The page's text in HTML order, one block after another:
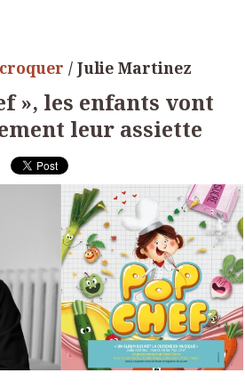
/ Julie Martinez
», les enfants vont
leur assiette